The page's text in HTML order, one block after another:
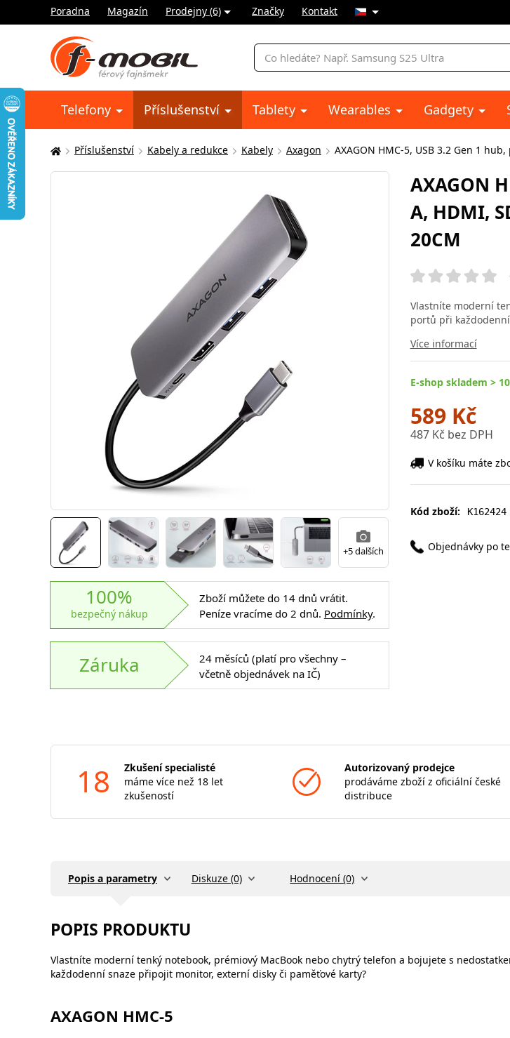
Poradna Magazín Prodejny (6) Značky Kontakt
Vyhledávání
Telefony Příslušenství Tablety Wearables Gadgety
Zde
se
Příslušenství Kabely a redukce Kabely Axagon AXAGON HMC-5, USB 3.2 Gen 1
+5 dalších
100%
bezpečný nákup
Zboží můžete do 14 dnů vrátit.
Peníze vracíme do 2 dnů. Podmínky.
Záruka
24 měsíců (platí pro všechny –
včetně objednávek na IČ)
AXAGON
A, HDMI,
20CM
Vlastníte moderní
portů při
Více informací
E-shop skladem >
589 Kč
487 Kč bez DPH
V košíku máte
Kód zboží: K162424
Objednávky po
18
Zkušení specialisté
máme více než 18 let
zkušeností
Autorizovaný prodejce
prodáváme zboží z oficiální české
distribuce
Popis a parametry Diskuze (0) Hodnocení (0)
POPIS PRODUKTU
Vlastníte moderní tenký notebook, prémiový MacBook nebo chytrý telefon a bojujete s
každodenní snaze připojit monitor, externí disky či paměťové karty?
AXAGON HMC-5